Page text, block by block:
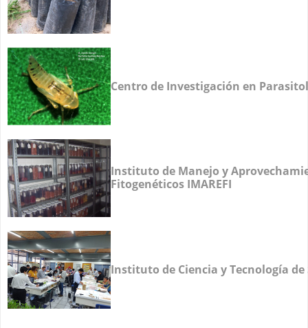
Centro de Investigación en
Instituto de Manejo y
Fitogenéticos IMAREFI
Instituto de Ciencia y Tecnología de